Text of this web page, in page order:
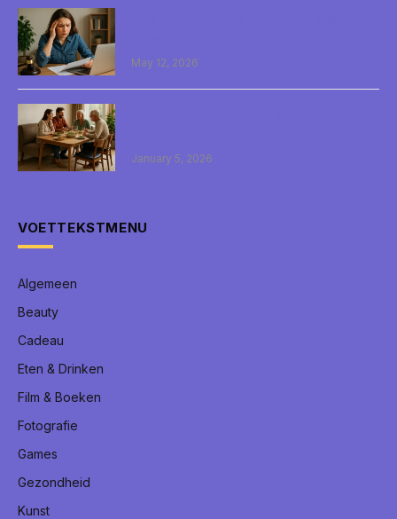
May 12, 2026
January 5, 2026
VOETTEKSTMENU
Algemeen
Beauty
Cadeau
Eten & Drinken
Film & Boeken
Fotografie
Games
Gezondheid
Kunst